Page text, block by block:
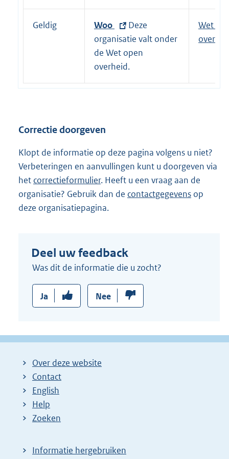
e
l
n
Geldig
E
x
t
e
r
i
n
k
:
Woo
Deze
organisatie valt onder
de Wet open
overheid.
Wet
Correctie doorgeven
Klopt de informatie op deze pagina volgens u niet?
Verbeteringen en aanvullingen kunt u doorgeven via
het correctieformulier. Heeft u een vraag aan de
organisatie? Gebruik dan de contactgegevens op
deze organisatiepagina.
Deel uw feedback
Was dit de informatie die u zocht?
Ja Nee
Over deze website
Contact
English
Help
Zoeken
Informatie hergebruiken